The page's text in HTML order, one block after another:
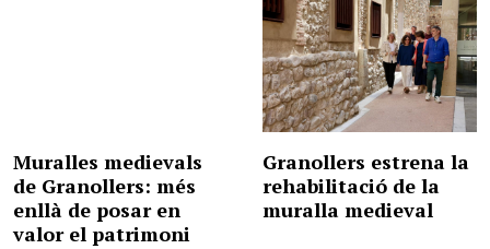
Muralles medievals
de Granollers: més
enllà de posar en
valor el patrimoni
Granollers estrena la
rehabilitació de la
muralla medieval